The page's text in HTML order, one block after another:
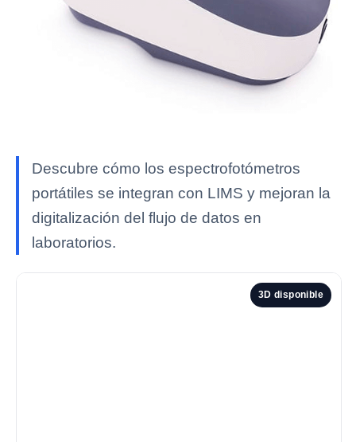
Descubre cómo los espectrofotómetros
portátiles se integran con LIMS y mejoran la
digitalización del flujo de datos en
laboratorios.
3D disponible